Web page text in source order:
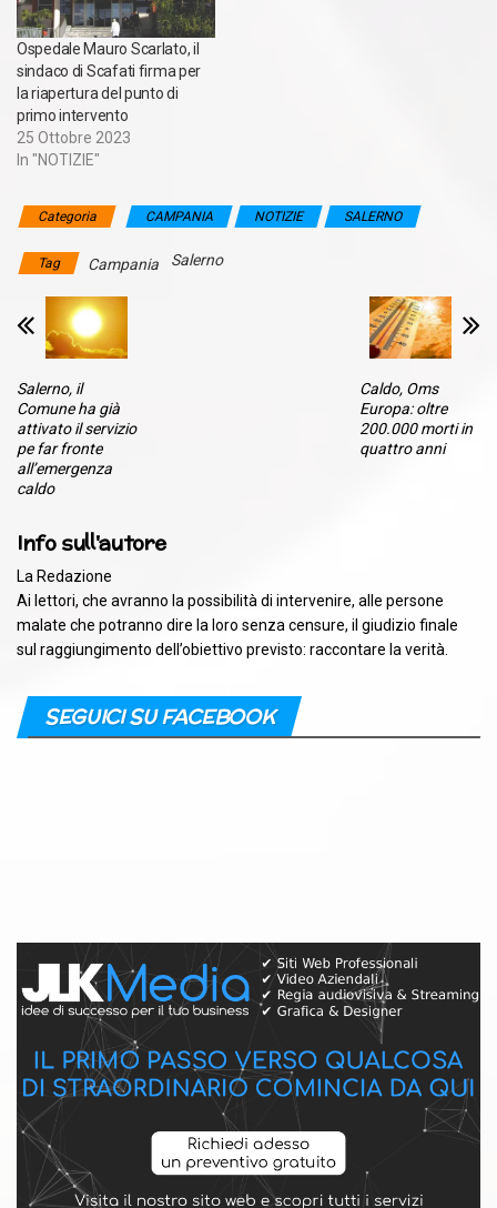
Ospedale Mauro Scarlato, il
sindaco di Scafati firma per
la riapertura del punto di
primo intervento
25 Ottobre 2023
In "NOTIZIE"
Categoria CAMPANIA NOTIZIE SALERNO
Tag Campania Salerno
Salerno, il
Comune ha già
attivato il servizio
pe far fronte
all’emergenza
caldo
Caldo, Oms
Europa: oltre
200.000 morti in
quattro anni
Info sull'autore
La Redazione
Ai lettori, che avranno la possibilità di intervenire, alle persone
malate che potranno dire la loro senza censure, il giudizio finale
sul raggiungimento dell’obiettivo previsto: raccontare la verità.
SEGUICI SU FACEBOOK